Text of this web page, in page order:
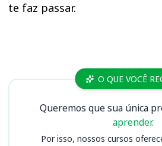
te faz passar.
Cursos CENSIPAM
O QUE VOCÊ
Queremos que sua única
aprender.
Por isso, nossos cursos